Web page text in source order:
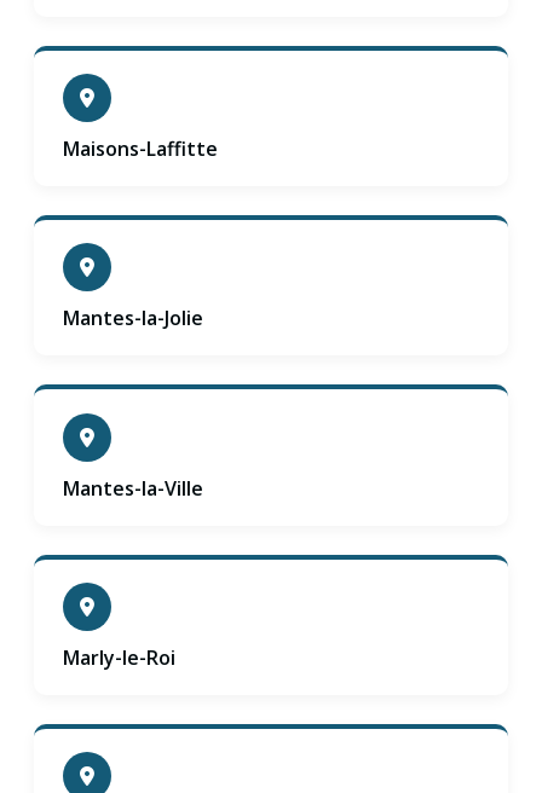
Maisons-Laffitte
Mantes-la-Jolie
Mantes-la-Ville
Marly-le-Roi